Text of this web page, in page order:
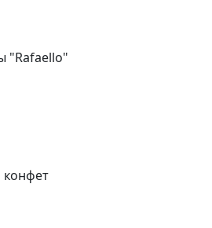
"Rafaello"
конфет